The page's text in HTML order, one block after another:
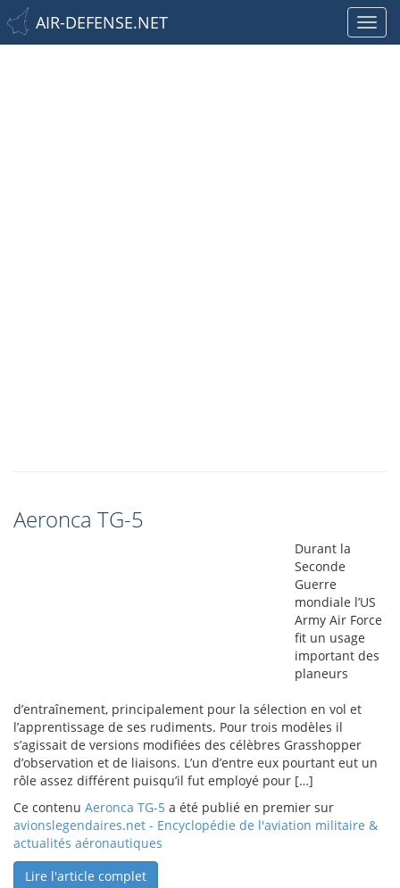
AIR-DEFENSE.NET
Aeronca TG-5
Durant la
Seconde
Guerre
mondiale l’US
Army Air Force
fit un usage
important des
planeurs
d’entraînement, principalement pour la sélection en vol et
l’apprentissage de ses rudiments. Pour trois modèles il
s’agissait de versions modifiées des célèbres Grasshopper
d’observation et de liaisons. L’un d’entre eux pourtant eut un
rôle assez différent puisqu’il fut employé pour […]
Ce contenu Aeronca TG-5 a été publié en premier sur
avionslegendaires.net - Encyclopédie de l'aviation militaire &
actualités aéronautiques
Lire l'article complet